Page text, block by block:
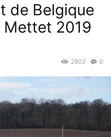
de Belgique
Mettet 2019
0
2902